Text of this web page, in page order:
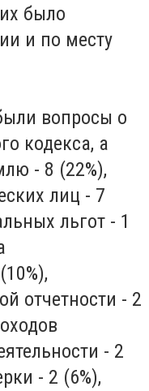
было
и по месту
вопросы о
кодекса, а
- 8 (22%),
лиц - 7
льгот - 1
отчетности - 2
- 2
- 2 (6%),